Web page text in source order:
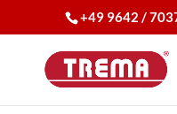
+49 9642 /